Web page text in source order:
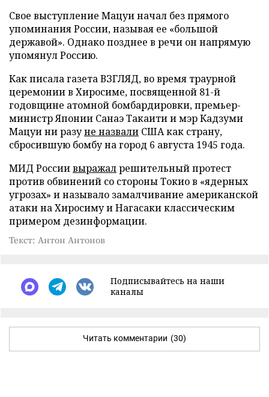
Свое выступление Мацуи начал без прямого
упоминания России, называя ее «большой
державой». Однако позднее в речи он напрямую
упомянул Россию.
Как писала газета ВЗГЛЯД, во время траурной
церемонии в Хиросиме, посвященной 81-й
годовщине атомной бомбардировки, премьер-
министр Японии Санаэ Такаити и мэр Кадзуми
Мацуи ни разуне назвали США как страну,
сбросившую бомбу на город 6 августа 1945 года.
МИД Россиивыражалрешительный протест
против обвинений со стороны Токио в «ядерных
угрозах» и называло замалчивание американской
атаки на Хиросиму и Нагасаки классическим
примером дезинформации.
Текст: Антон Антонов
Подписывайтесь на наши
каналы
Читать комментарии (30)